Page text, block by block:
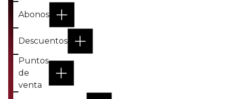
Abonos
Descuentos
Puntos
de
venta